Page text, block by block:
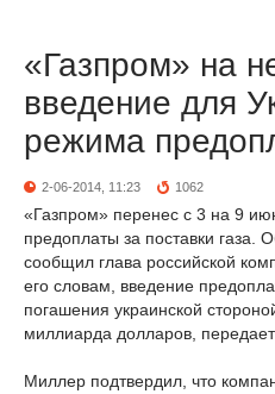
«Газпром» на
введение для
режима
2-06-2014, 11:23 1062
«Газпром» перенес с 3 на 9
предоплаты за поставки газа.
сообщил глава российской
его словам, введение
погашения украинской
миллиарда долларов,
Миллер подтвердил, что